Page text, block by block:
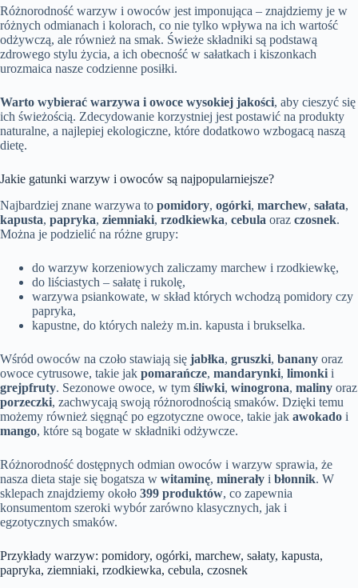
Różnorodność warzyw i owoców jest imponująca – znajdziemy je w
różnych odmianach i kolorach, co nie tylko wpływa na ich wartość
odżywczą, ale również na smak. Świeże składniki są podstawą
zdrowego stylu życia, a ich obecność w sałatkach i kiszonkach
urozmaica nasze codzienne posiłki.
Warto wybierać warzywa i owoce wysokiej jakości, aby cieszyć się
ich świeżością. Zdecydowanie korzystniej jest postawić na produkty
naturalne, a najlepiej ekologiczne, które dodatkowo wzbogacą naszą
dietę.
Jakie gatunki warzyw i owoców są najpopularniejsze?
Najbardziej znane warzywa to pomidory, ogórki, marchew, sałata,
kapusta, papryka, ziemniaki, rzodkiewka, cebula oraz czosnek.
Można je podzielić na różne grupy:
do warzyw korzeniowych zaliczamy marchew i rzodkiewkę,
do liściastych – sałatę i rukolę,
warzywa psiankowate, w skład których wchodzą pomidory czy
papryka,
kapustne, do których należy m.in. kapusta i brukselka.
Wśród owoców na czoło stawiają się jabłka, gruszki, banany oraz
owoce cytrusowe, takie jak pomarańcze, mandarynki, limonki i
grejpfruty. Sezonowe owoce, w tym śliwki, winogrona, maliny oraz
porzeczki, zachwycają swoją różnorodnością smaków. Dzięki temu
możemy również sięgnąć po egzotyczne owoce, takie jak awokado i
mango, które są bogate w składniki odżywcze.
Różnorodność dostępnych odmian owoców i warzyw sprawia, że
nasza dieta staje się bogatsza w witaminę, minerały i błonnik. W
sklepach znajdziemy około 399 produktów, co zapewnia
konsumentom szeroki wybór zarówno klasycznych, jak i
egzotycznych smaków.
Przykłady warzyw: pomidory, ogórki, marchew, sałaty, kapusta,
papryka, ziemniaki, rzodkiewka, cebula, czosnek